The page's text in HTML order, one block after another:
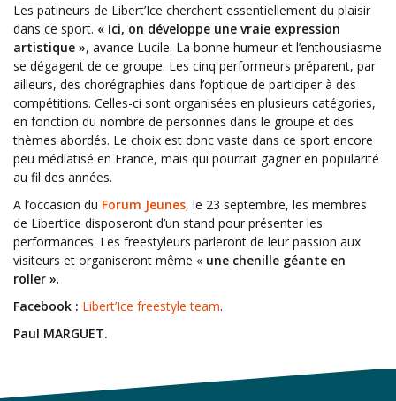
Les patineurs de Libert’Ice cherchent essentiellement du plaisir
dans ce sport. « Ici, on développe une vraie expression
artistique », avance Lucile. La bonne humeur et l’enthousiasme
se dégagent de ce groupe. Les cinq performeurs préparent, par
ailleurs, des chorégraphies dans l’optique de participer à des
compétitions. Celles-ci sont organisées en plusieurs catégories,
en fonction du nombre de personnes dans le groupe et des
thèmes abordés. Le choix est donc vaste dans ce sport encore
peu médiatisé en France, mais qui pourrait gagner en popularité
au fil des années.
A l’occasion du Forum Jeunes, le 23 septembre, les membres
de Libert’ice disposeront d’un stand pour présenter les
performances. Les freestyleurs parleront de leur passion aux
visiteurs et organiseront même « une chenille géante en
roller ».
Facebook : Libert’Ice freestyle team.
Paul MARGUET.